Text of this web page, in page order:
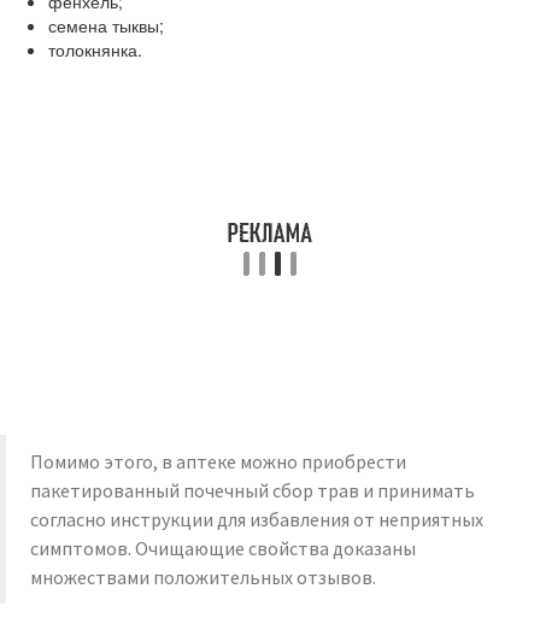
семена тыквы;
толокнянка.
Помимо этого, в аптеке можно приобрести
пакетированный почечный сбор трав и принимать
согласно инструкции для избавления от неприятных
симптомов. Очищающие свойства доказаны
множествами положительных отзывов.